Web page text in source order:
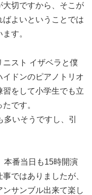
切ですから、そこが
よいということでは
す。
ニスト イザベラと僕
ドンのピアノトリオ
をして小学生でも立
です。
いそうですし、引
本番当日も15時開演
ではありましたが、
サンブル出来て楽し